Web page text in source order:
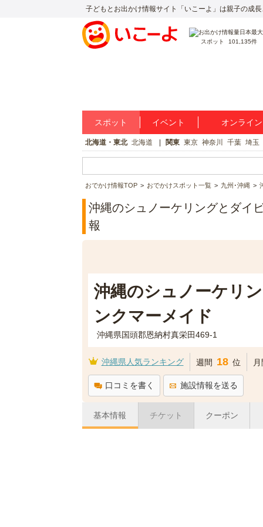
子どもとお出かけ情報サイト「いこーよ」は親子の成長
スポット 101,135件
スポット イベント オンライ
北海道・東北 北海道 関東 東京 神奈川 千葉 埼玉
おでかけ情報TOP おでかけスポット一覧 九州･沖縄
沖縄のシュノーケリングとダイ
報
沖縄のシュノーケリ
ンクマーメイド
沖縄県国頭郡恩納村真栄田469-1
沖縄県人気ランキング 週間 18 位 月
口コミを書く 施設情報を送る
基本情報 チケット クーポン